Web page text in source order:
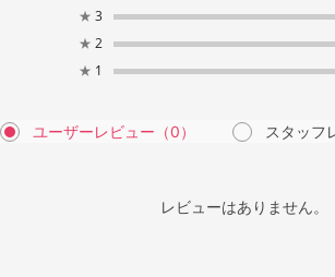
★ 3
★ 2
★ 1
ユーザーレビュー （0） スタッフ
レビューはありません。